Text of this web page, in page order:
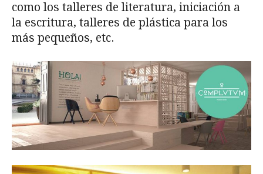
como los talleres de literatura, iniciación a
la escritura, talleres de plástica para los
más pequeños, etc.